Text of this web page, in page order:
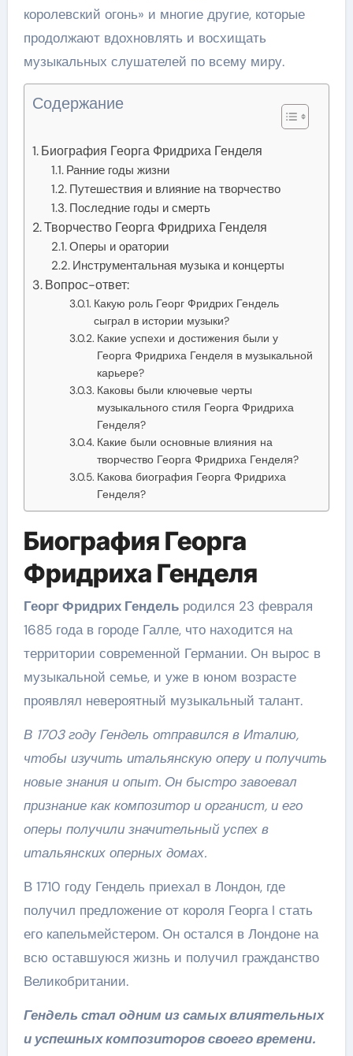
королевский огонь» и многие другие, которые
продолжают вдохновлять и восхищать
музыкальных слушателей по всему миру.
Содержание
Биография Георга Фридриха Генделя
Ранние годы жизни
Путешествия и влияние на творчество
Последние годы и смерть
Творчество Георга Фридриха Генделя
Оперы и оратории
Инструментальная музыка и концерты
Вопрос-ответ:
Какую роль Георг Фридрих Гендель
сыграл в истории музыки?
Какие успехи и достижения были у
Георга Фридриха Генделя в музыкальной
карьере?
Каковы были ключевые черты
музыкального стиля Георга Фридриха
Генделя?
Какие были основные влияния на
творчество Георга Фридриха Генделя?
Какова биография Георга Фридриха
Генделя?
Биография Георга
Фридриха Генделя
Георг Фридрих Гендельродился 23 февраля
1685 года в городе Галле, что находится на
территории современной Германии. Он вырос в
музыкальной семье, и уже в юном возрасте
проявлял невероятный музыкальный талант.
В 1703 году Гендель отправился в Италию,
чтобы изучить итальянскую оперу и получить
новые знания и опыт. Он быстро завоевал
признание как композитор и органист, и его
оперы получили значительный успех в
итальянских оперных домах.
В 1710 году Гендель приехал в Лондон, где
получил предложение от короля Георга I стать
его капельмейстером. Он остался в Лондоне на
всю оставшуюся жизнь и получил гражданство
Великобритании.
Гендель стал одним из самых влиятельных
и успешных композиторов своего времени.